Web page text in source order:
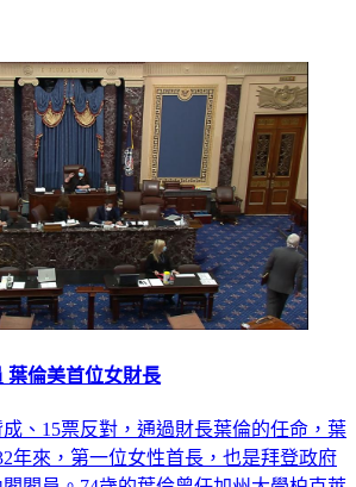
葉倫美首位女財長
、15票反對，通過財長葉倫的任命，葉
年來，第一位女性首長，也是拜登政府